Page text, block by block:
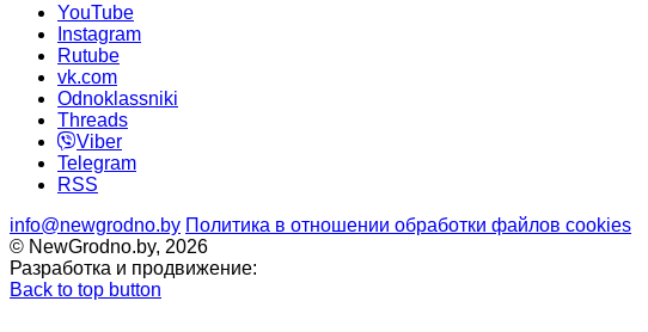
YouTube
Instagram
Rutube
vk.com
Odnoklassniki
Threads
Viber
Telegram
RSS
info@newgrodno.by Политика в отношении обработки файлов cookies
© NewGrodno.by, 2026
Разработка и продвижение:
Back to top button